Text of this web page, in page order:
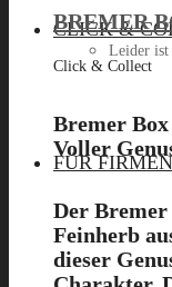
CLICK &
FÜR FIRMEN
Leider ist
Menü
BREMER
Click & Collect
Bremer
Voller
Der Bremer
Feinherb
dieser